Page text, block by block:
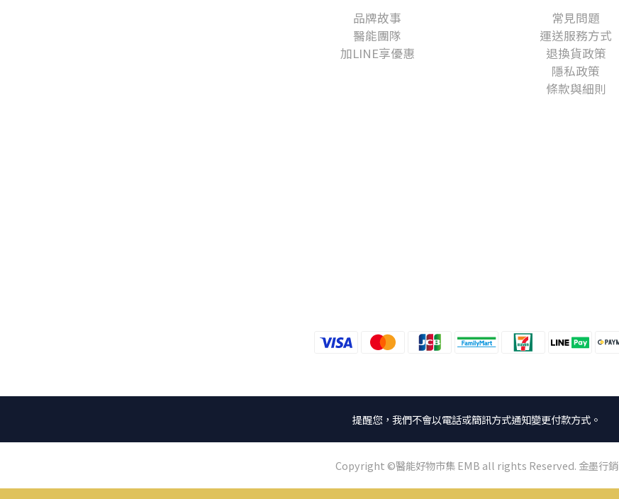
品牌故事
醫能團隊
加LINE享優惠
常見問題
運送服務方式
退換貨政策
隱私政策
條款與細則
提醒您，我們不會以電話或簡訊方式通知變更付款方式。
Copyright ©醫能好物市集 EMB all rights Reserved. 金墨行銷